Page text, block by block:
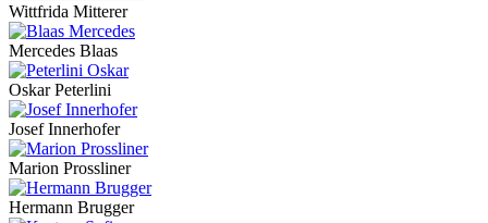
Wittfrida Mitterer
Mercedes Blaas
Oskar Peterlini
Josef Innerhofer
Marion Prossliner
Hermann Brugger